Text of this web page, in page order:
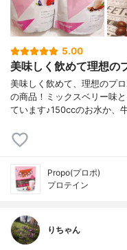
5.00
美味しく飲めて理想の
美味しく飲めて、理想のプ
の商品！ミックスベリー味
ています♪150ccのお水か、
Propo(プロポ)
プロテイン
りちゃん